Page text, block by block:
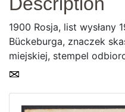
Home page
Current auction
1900 Rosja, list wysłany
Bückeburga, znaczek
miejskiej, stempel